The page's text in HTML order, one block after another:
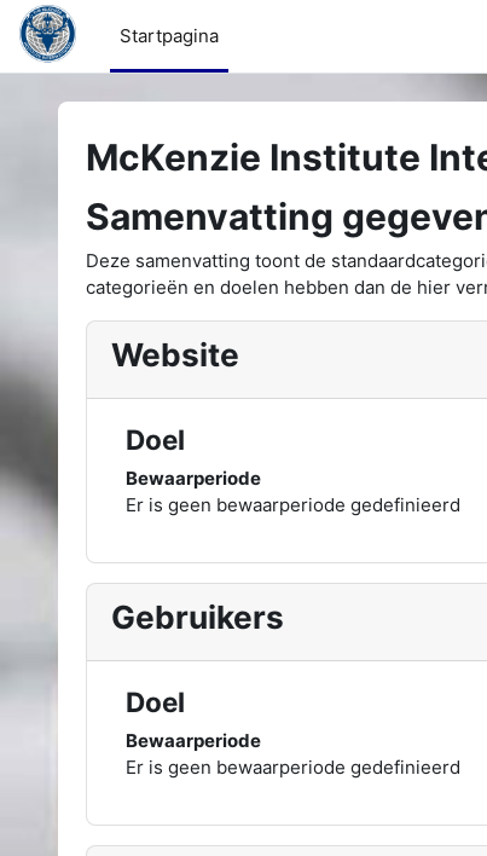
Ga naar hoofdinhoud
Startpagina
McKenzie Institute
Samenvatting
Deze samenvatting toont de
categorieën en doelen hebben dan de hier
Website
Doel
Bewaarperiode
Er is geen bewaarperiode gedefinieerd
Gebruikers
Doel
Bewaarperiode
Er is geen bewaarperiode gedefinieerd